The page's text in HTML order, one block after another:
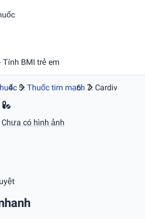
Tính BMI trẻ em
Thuốc tim mạch Cardiv
Chưa có hình ảnh